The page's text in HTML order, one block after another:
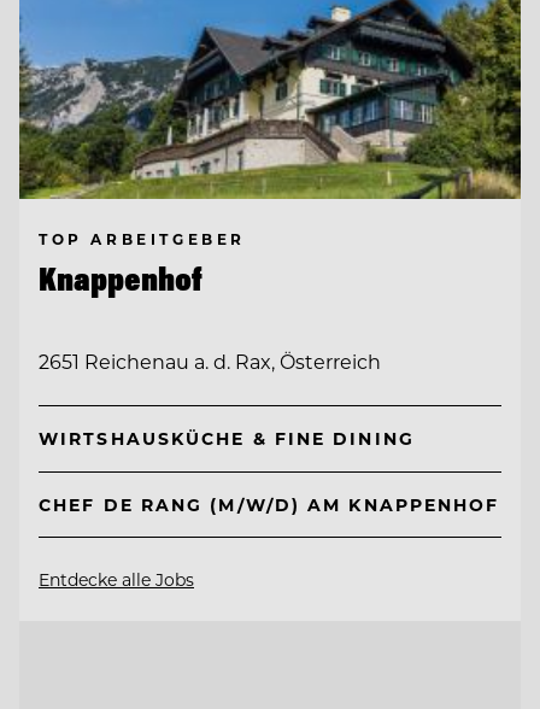
TOP ARBEITGEBER
Knappenhof
2651 Reichenau a. d. Rax, Österreich
WIRTSHAUSKÜCHE & FINE DINING
CHEF DE RANG (M/W/D) AM KNAPPENHOF
Entdecke alle Jobs